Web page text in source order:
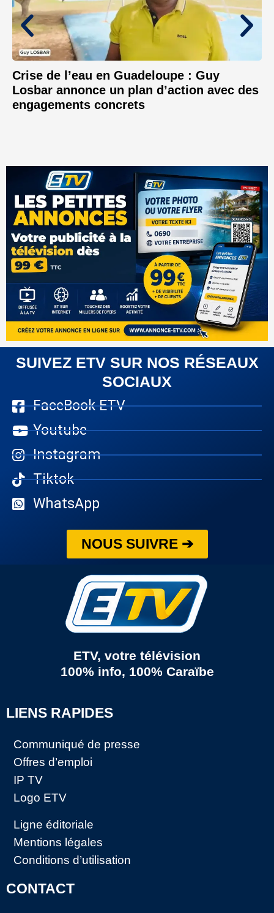
Crise de l’eau en Guadeloupe : Guy
Losbar annonce un plan d’action avec des
engagements concrets
SUIVEZ ETV SUR NOS RÉSEAUX
SOCIAUX
FaceBook ETV
Youtube
Instagram
Tiktok
WhatsApp
NOUS SUIVRE ➔
ETV, votre télévision
100% info, 100% Caraïbe
LIENS RAPIDES
Communiqué de presse
Offres d’emploi
IP TV
Logo ETV
Ligne éditoriale
Mentions légales
Conditions d’utilisation
CONTACT